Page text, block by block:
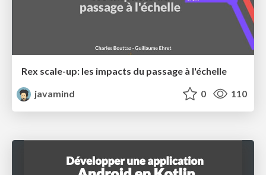
Rex scale-up: les impacts du passage à l'échelle
javamind
0 110